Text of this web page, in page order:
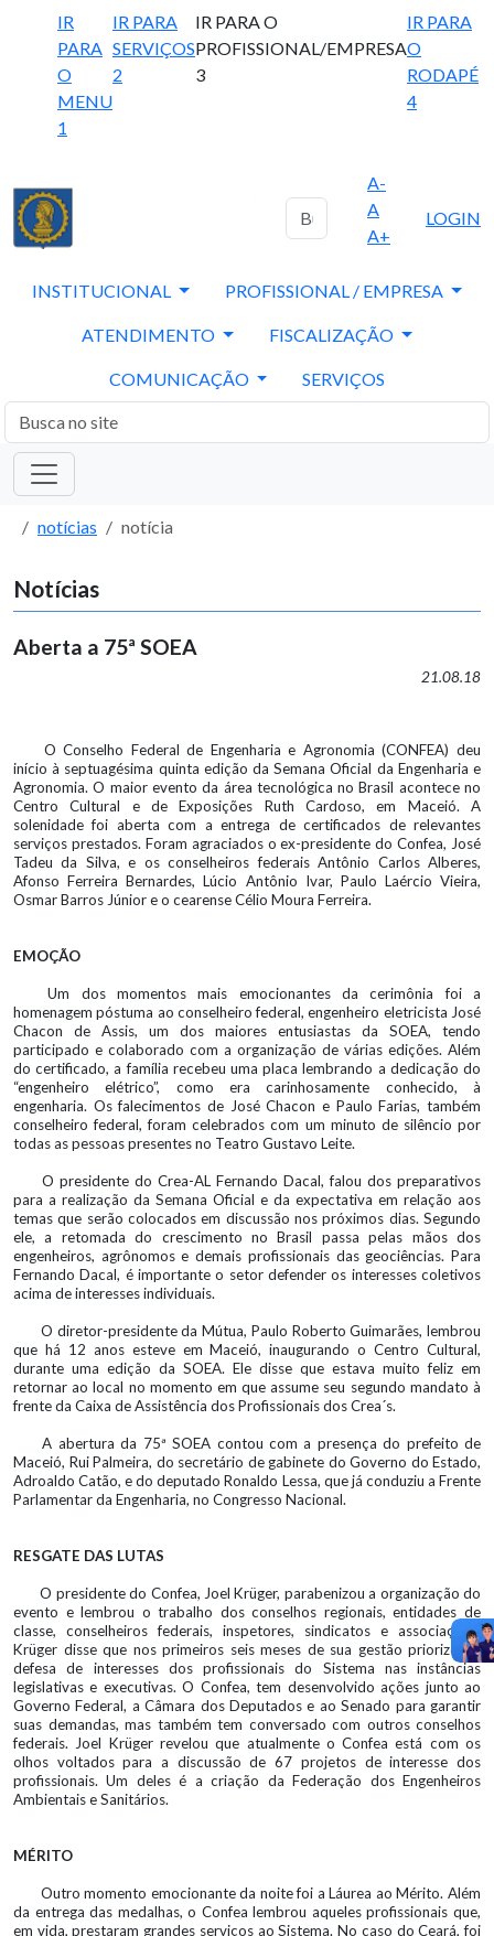
IR
PARA
O
MENU
1
IR PARA
SERVIÇOS
2
IR PARA O
PROFISSIONAL/EMPRESA
3
IR PARA
O
RODAPÉ
4
A-
A
A+
LOGIN
INSTITUCIONAL PROFISSIONAL / EMPRESA
ATENDIMENTO FISCALIZAÇÃO
COMUNICAÇÃO SERVIÇOS
notícias notícia
Notícias
Aberta a 75ª SOEA
21.08.18
O Conselho Federal de Engenharia e Agronomia (CONFEA) deu
início à septuagésima quinta edição da Semana Oficial da Engenharia e
Agronomia. O maior evento da área tecnológica no Brasil acontece no
Centro Cultural e de Exposições Ruth Cardoso, em Maceió. A
solenidade foi aberta com a entrega de certificados de relevantes
serviços prestados. Foram agraciados o ex-presidente do Confea, José
Tadeu da Silva, e os conselheiros federais Antônio Carlos Alberes,
Afonso Ferreira Bernardes, Lúcio Antônio Ivar, Paulo Laércio Vieira,
Osmar Barros Júnior e o cearense Célio Moura Ferreira.
EMOÇÃO
Um dos momentos mais emocionantes da cerimônia foi a
homenagem póstuma ao conselheiro federal, engenheiro eletricista José
Chacon de Assis, um dos maiores entusiastas da SOEA, tendo
participado e colaborado com a organização de várias edições. Além
do certificado, a família recebeu uma placa lembrando a dedicação do
“engenheiro elétrico”, como era carinhosamente conhecido, à
engenharia. Os falecimentos de José Chacon e Paulo Farias, também
conselheiro federal, foram celebrados com um minuto de silêncio por
todas as pessoas presentes no Teatro Gustavo Leite.
O presidente do Crea-AL Fernando Dacal, falou dos preparativos
para a realização da Semana Oficial e da expectativa em relação aos
temas que serão colocados em discussão nos próximos dias. Segundo
ele, a retomada do crescimento no Brasil passa pelas mãos dos
engenheiros, agrônomos e demais profissionais das geociências. Para
Fernando Dacal, é importante o setor defender os interesses coletivos
acima de interesses individuais.
O diretor-presidente da Mútua, Paulo Roberto Guimarães, lembrou
que há 12 anos esteve em Maceió, inaugurando o Centro Cultural,
durante uma edição da SOEA. Ele disse que estava muito feliz em
retornar ao local no momento em que assume seu segundo mandato à
frente da Caixa de Assistência dos Profissionais dos Crea´s.
A abertura da 75ª SOEA contou com a presença do prefeito de
Maceió, Rui Palmeira, do secretário de gabinete do Governo do Estado,
Adroaldo Catão, e do deputado Ronaldo Lessa, que já conduziu a Frente
Parlamentar da Engenharia, no Congresso Nacional.
RESGATE DAS LUTAS
O presidente do Confea, Joel Krüger, parabenizou a organização do
evento e lembrou o trabalho dos conselhos regionais, entidades de
classe, conselheiros federais, inspetores, sindicatos e associações.
Krüger disse que nos primeiros seis meses de sua gestão priorizou a
defesa de interesses dos profissionais do Sistema nas instâncias
legislativas e executivas. O Confea, tem desenvolvido ações junto ao
Governo Federal, a Câmara dos Deputados e ao Senado para garantir
suas demandas, mas também tem conversado com outros conselhos
federais. Joel Krüger revelou que atualmente o Confea está com os
olhos voltados para a discussão de 67 projetos de interesse dos
profissionais. Um deles é a criação da Federação dos Engenheiros
Ambientais e Sanitários.
MÉRITO
Outro momento emocionante da noite foi a Láurea ao Mérito. Além
da entrega das medalhas, o Confea lembrou aqueles profissionais que,
em vida, prestaram grandes serviços ao Sistema. No caso do Ceará, foi